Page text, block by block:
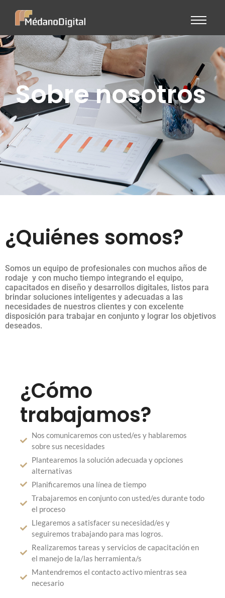
Sobre nosotros
¿Quiénes somos?
Somos un equipo de profesionales con muchos años de
rodaje y con mucho tiempo integrando el equipo,
capacitados en diseño y desarrollos digitales, listos para
brindar soluciones inteligentes y adecuadas a las
necesidades de nuestros clientes y con excelente
disposición para trabajar en conjunto y lograr los objetivos
deseados.
¿Cómo
trabajamos?
Nos comunicaremos con usted/es y hablaremos
sobre sus necesidades
Plantearemos la solución adecuada y opciones
alternativas
Planificaremos una línea de tiempo
Trabajaremos en conjunto con usted/es durante todo
el proceso
Llegaremos a satisfacer su necesidad/es y
seguiremos trabajando para mas logros.
Realizaremos tareas y servicios de capacitación en
el manejo de la/las herramienta/s
Mantendremos el contacto activo mientras sea
necesario